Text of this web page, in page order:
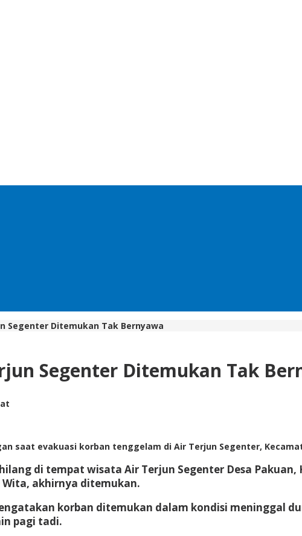
Segenter Ditemukan Tak Bernyawa
Segenter Ditemukan Tak
saat evakuasi korban tenggelam di Air Terjun Segenter,
di tempat wisata Air Terjun Segenter Desa
Wita, akhirnya ditemukan.
korban ditemukan dalam kondisi meninggal
pagi tadi.